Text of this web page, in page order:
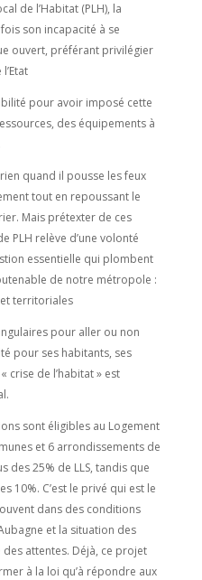
de l’Habitat (PLH), la
son incapacité à se
ouvert, préférant privilégier
pour avoir imposé cette
des équipements à
quand il pousse les feux
tout en repoussant le
Mais prétexter de ces
PLH relève d’une volonté
essentielle qui plombent
de notre métropole :
territoriales
pour aller ou non
pour ses habitants, ses
crise de l’habitat » est
sont éligibles au Logement
et 6 arrondissements de
des 25% de LLS, tandis que
10%. C’est le privé qui est le
dans des conditions
et la situation des
attentes. Déjà, ce projet
à la loi qu’à répondre aux